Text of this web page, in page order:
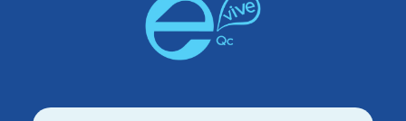
Ajouter au panier